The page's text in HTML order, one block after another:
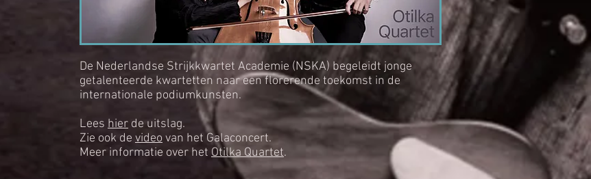
De Nederlandse Strijkkwartet Academie (NSKA) begeleidt jonge
getalenteerde kwartetten naar een florerende toekomst in de
internationale podiumkunsten.
Lees hier de uitslag.
Zie ook de video van het Galaconcert.
Meer informatie over het Otilka Quartet.